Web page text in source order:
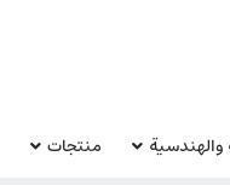
والهندسية منتجات